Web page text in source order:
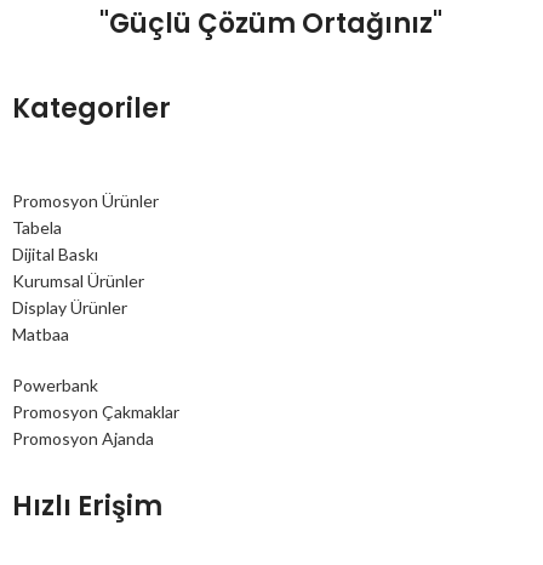
"Güçlü Çözüm Ortağınız"
Kategoriler
Promosyon Ürünler
Tabela
Dijital Baskı
Kurumsal Ürünler
Display Ürünler
Matbaa
Powerbank
Promosyon Çakmaklar
Promosyon Ajanda
Hızlı Erişim